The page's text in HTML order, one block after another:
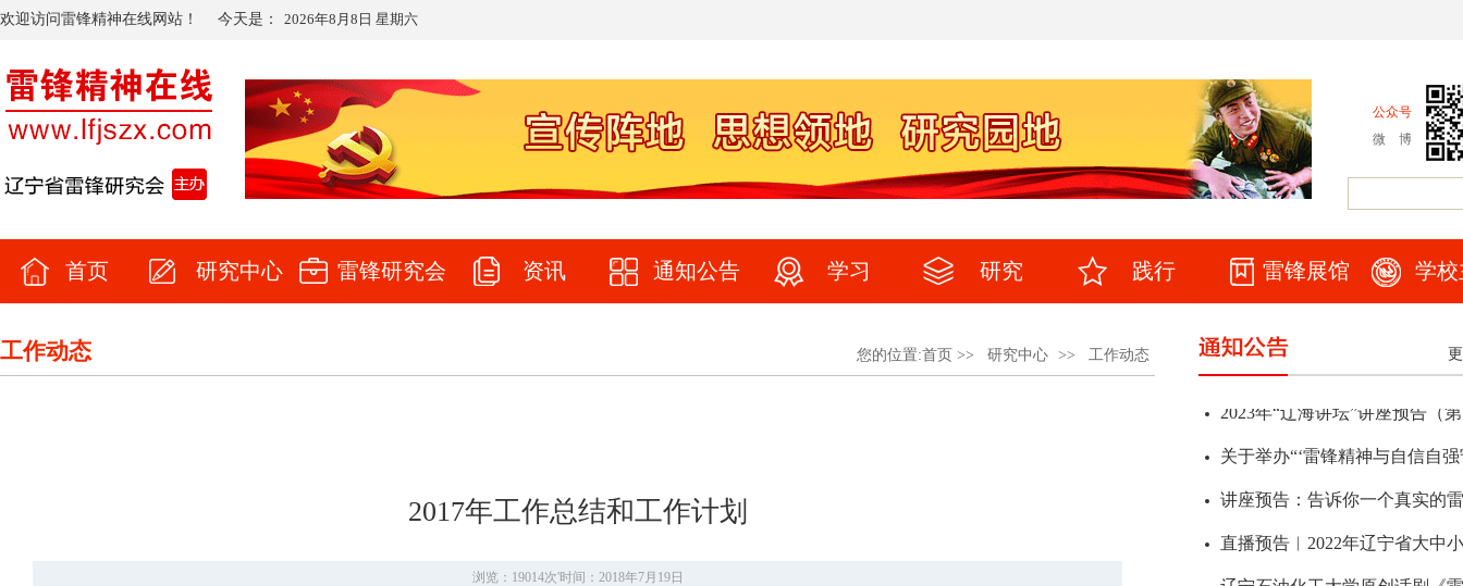
欢迎访问雷锋精神在线网站！ 今天是： 2026年8月8日 星期六
公众号
微 博
首页 研究中心 雷锋研究会 资讯 通知公告 学习 研究 践行 雷锋展馆 学
工作动态 您的位置:首页 >> 研究中心 >> 工作动态
2017年工作总结和工作计划
浏览：19014次'时间：2018年7月19日